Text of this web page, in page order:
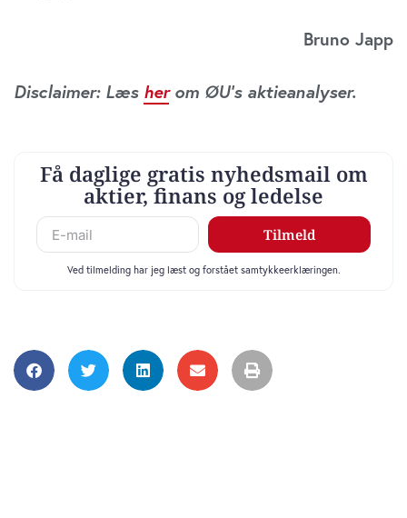
Bruno Japp
Disclaimer: Læs herom ØU’s aktieanalyser.